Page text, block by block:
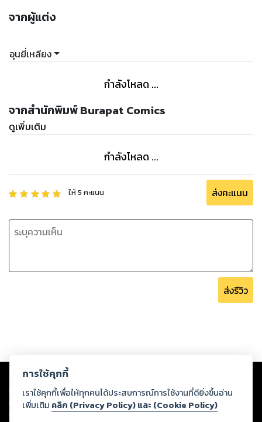
จากผู้แต่ง
อุนยี่เหลียง
กำลังโหลด ...
จากสำนักพิมพ์ Burapat Comics
ดูเพิ่มเติม
กำลังโหลด ...
ให้5 คะแนน ส่งคะแนน
ส่งรีวิว
Copyright © 2026
ต่อผลงานหรือเนื้อหาใดที่อัปโหลดผ่านเว็บไซต์และปรากฏว่าละเมิดสิทธิใน
ทรัพย์สินทางปัญญาของบุคคลอื่นหรือขัดต่อกฎหมายและศีลธรรม ดังนั้น ผู้อ่าน
ทุกท่านโปรดใช้วิจารณญาณในการกลั่นกรองด้วยตนเอง และหากท่านพบว่าส่วน
หนึ่งส่วนใดขัดต่อกฎหมายและศีลธรรม กรุณาแจ้งมายังบริษัท เพื่อทีมงานจะได้
การใช้คุกกี้
เราใช้คุกกี้เพื่อให้ทุกคนได้ประสบการณ์การใช้งานที่ดียิ่งขึ้นอ่าน
เพิ่มเติม คลิก (Privacy Policy) และ (Cookie Policy)